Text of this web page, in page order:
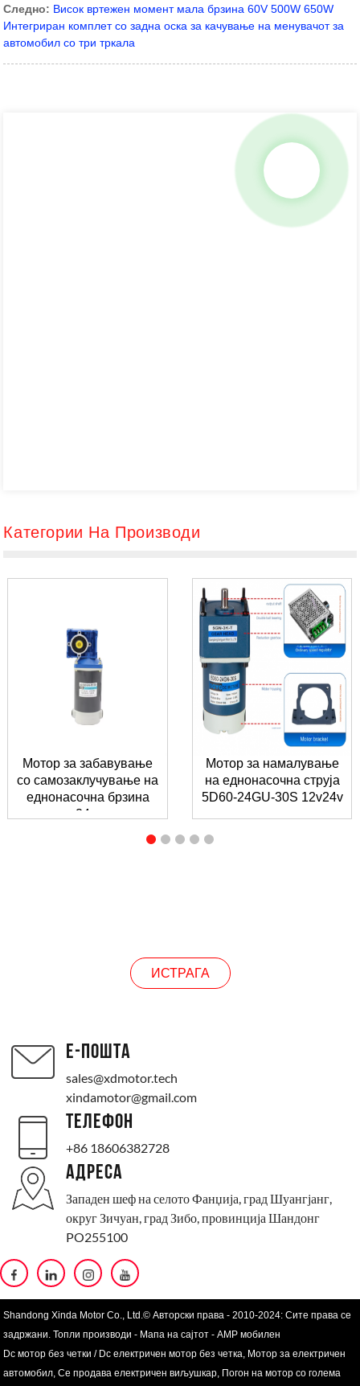
Следно: Висок вртежен момент мала брзина 60V 500W 650W
Интегриран комплет со задна оска за качување на менувачот за
автомобил со три тркала
Категории На Производи
Мотор за забавување
со самозаклучување на
еднонасочна брзина
24...
Мотор за намалување
на еднонасочна струја
5D60-24GU-30S 12v24v
ИСТРАГА
Е-ПОШТА
sales@xdmotor.tech
xindamotor@gmail.com
ТЕЛЕФОН
+86 18606382728
АДРЕСА
Западен шеф на селото Фанџија, град Шуангјанг,
округ Зичуан, град Зибо, провинција Шандонг
PO255100
Shandong Xinda Motor Co., Ltd.© Авторски права - 2010-2024: Сите права се
задржани. Топли производи - Мапа на сајтот -AMP мобилен
Dc мотор без четки / Dc електричен мотор без четка, Мотор за електричен
автомобил,Се продава електричен виљушкар, Погон на мотор со голема